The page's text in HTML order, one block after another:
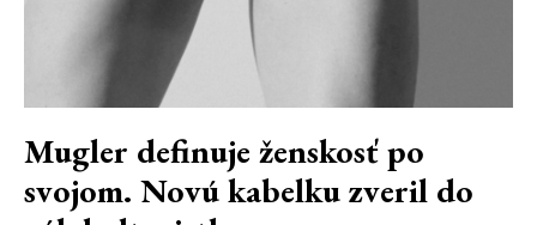
Mugler definuje ženskosť po
svojom. Novú kabelku zveril do